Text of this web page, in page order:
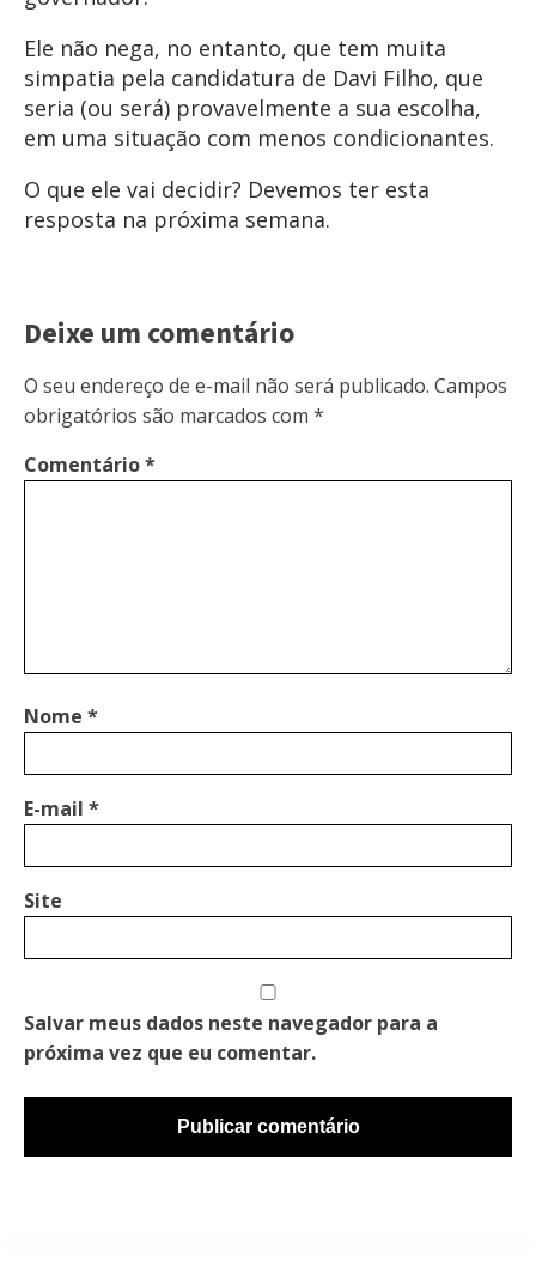
Ele não nega, no entanto, que tem muita
simpatia pela candidatura de Davi Filho, que
seria (ou será) provavelmente a sua escolha,
em uma situação com menos condicionantes.
O que ele vai decidir? Devemos ter esta
resposta na próxima semana.
Deixe um comentário
O seu endereço de e-mail não será publicado. Campos
obrigatórios são marcados com *
Comentário*
Nome *
E-mail *
Site
Salvar meus dados neste navegador para a
próxima vez que eu comentar.